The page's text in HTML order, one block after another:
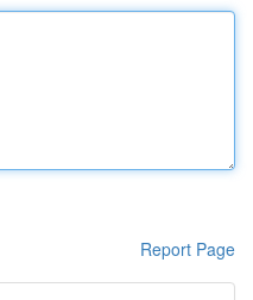
Report Page